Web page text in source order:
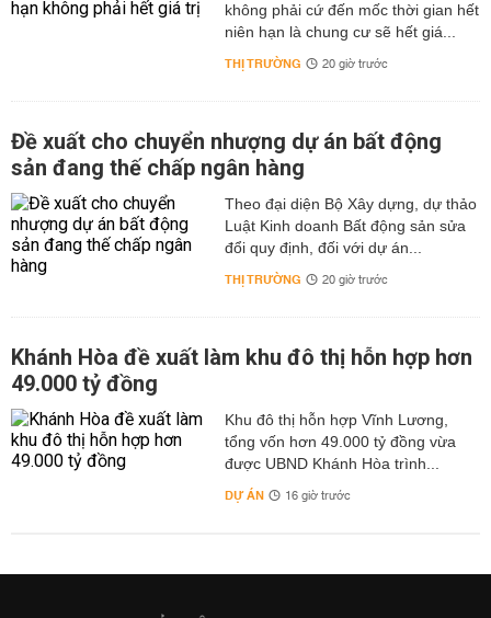
không phải cứ đến mốc thời gian hết
niên hạn là chung cư sẽ hết giá...
THỊ TRƯỜNG 20 giờ trước
Đề xuất cho chuyển nhượng dự án bất động
sản đang thế chấp ngân hàng
Theo đại diện Bộ Xây dựng, dự thảo
Luật Kinh doanh Bất động sản sửa
đổi quy định, đối với dự án...
THỊ TRƯỜNG 20 giờ trước
Khánh Hòa đề xuất làm khu đô thị hỗn hợp hơn
49.000 tỷ đồng
Khu đô thị hỗn hợp Vĩnh Lương,
tổng vốn hơn 49.000 tỷ đồng vừa
được UBND Khánh Hòa trình...
DỰ ÁN 16 giờ trước